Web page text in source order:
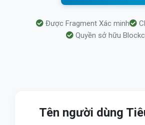
Được Fragment Xác minh
Quyền sở hữu
Tên người dùng